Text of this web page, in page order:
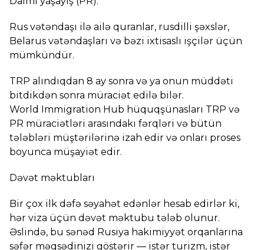
Rus vətəndaşı ilə ailə quranlar, rusdilli şəxslər,
Belarus vətəndaşları və bəzi ixtisaslı işçilər üçün
mümkündür.
TRP alındıqdan 8 ay sonra və ya onun müddəti
bitdikdən sonra müraciət edilə bilər.
World Immigration Hub hüquqşünasları TRP və
PR müraciətləri arasındakı fərqləri və bütün
tələbləri müştərilərinə izah edir və onları proses
boyunca müşayiət edir.
Dəvət məktubları
Bir çox ilk dəfə səyahət edənlər hesab edirlər ki,
hər viza üçün dəvət məktubu tələb olunur.
Əslində, bu sənəd Rusiya hakimiyyət orqanlarına
səfər məqsədinizi göstərir — istər turizm, istər